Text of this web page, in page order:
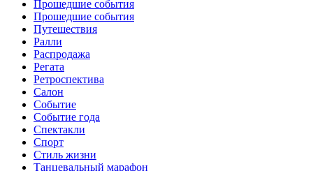
Прошедшие события
Прошедшие события
Путешествия
Ралли
Распродажа
Регата
Ретроспектива
Салон
Событие
Событие года
Спектакли
Спорт
Стиль жизни
Танцевальный марафон